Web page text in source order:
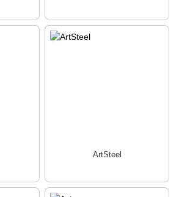
ArtSteel